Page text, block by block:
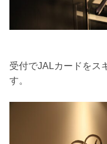
受付でJALカードをス
す。